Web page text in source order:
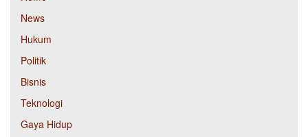
News
Hukum
Politik
Bisnis
Teknologi
Gaya Hidup